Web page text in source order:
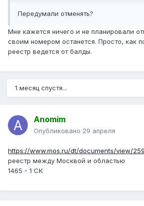
Передумали отменять?
Мне кажется ничего и не планировали
своим номером останется. Просто, как
реестр ведется от балды.
1 месяц спустя...
Anomim
Опубликовано 29 апреля
https://www.mos.ru/dt/documents/view/
реестр между Москвой и областью
1465 - 1 СК